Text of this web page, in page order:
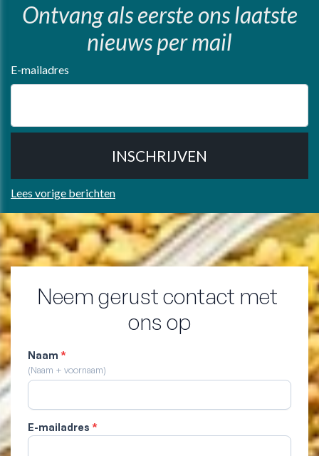
Ontvang als eerste ons laatste
nieuws per mail
E-mailadres
Lees vorige berichten